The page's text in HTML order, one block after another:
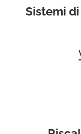
Sistemi